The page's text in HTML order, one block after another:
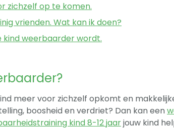
zichzelf op te komen.
vrienden. Wat kan ik doen?
kind weerbaarder wordt.
meer voor zichzelf opkomt en
boosheid en verdriet? Dan kan een
kind 8-12 jaarjouw kind